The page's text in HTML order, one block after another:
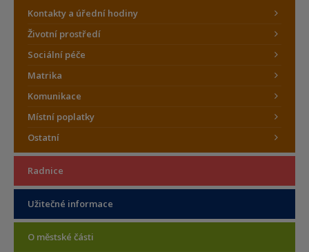
Kontakty a úřední hodiny
Životní prostředí
Sociální péče
Matrika
Komunikace
Místní poplatky
Ostatní
Radnice
Užitečné informace
O městské části